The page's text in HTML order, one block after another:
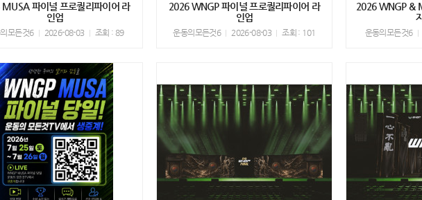
MUSA 파이널 프로퀄리파이어 라
인업
모든것6 2026-08-03 조회 : 89
2026 WNGP 파이널 프로퀄리파이어 라
인업
운동의모든것6 2026-08-03 조회 : 101
2026 WNGP &
운동의모든것6